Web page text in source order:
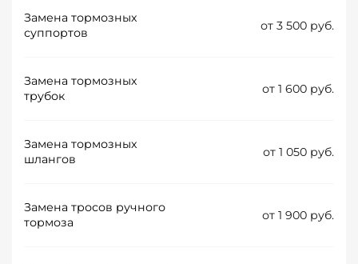
Замена тормозных
суппортов
от 3 500 руб.
Замена тормозных
трубок
от 1 600 руб.
Замена тормозных
шлангов
от 1 050 руб.
Замена тросов ручного
тормоза
от 1 900 руб.